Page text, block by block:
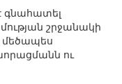
շրջանակի
մեծապես
ու